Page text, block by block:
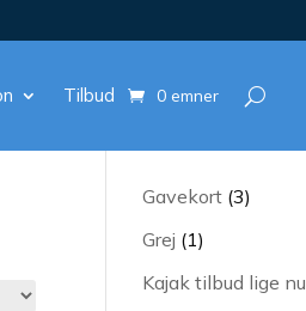
Tilbud 0 emner
Gavekort 33
Grej 11
vare
Kajak tilbud lige nu